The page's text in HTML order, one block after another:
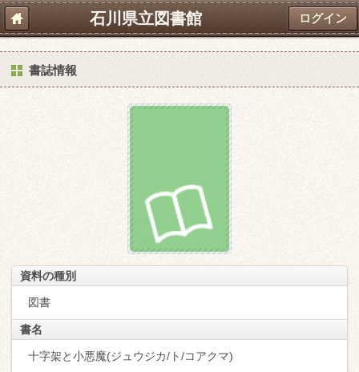
石川県立図書館 ログイン
書誌情報
資料の種別
図書
書名
十字架と小悪魔(ジュウジカ/ト/コアクマ)